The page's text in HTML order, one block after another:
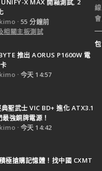
X MAX 開箱測試, 2
55 分鐘前
相關主板測試
推出 AORUS P1600W 電
今天 14:57
聖武士 VIC BD+ 進化 ATX3.1
強銅牌電源！
今天 14:42
極搶購記憶體！找中國 CXMT